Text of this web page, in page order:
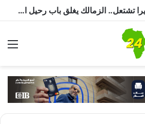
أزمة البرازيلي بيزيرا تشتعل.. الزمالك يغلق باب رحيل اللاعب ويؤكد : « لن ندخل في مفاوضات بشأن أي عروض »